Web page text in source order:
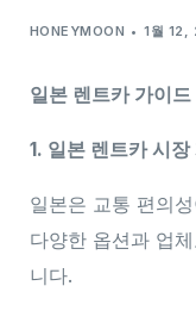
HONEYMOON 1월 12,
일본 렌트카 가이드
1. 일본 렌트카 시장
일본은 교통 편의
다양한 옵션과 업
니다.